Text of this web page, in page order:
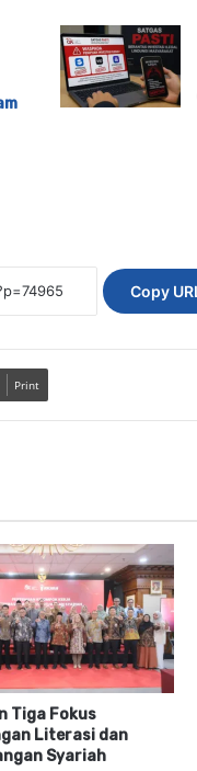
Copy
Print
Tiga Fokus
Literasi dan
Syariah